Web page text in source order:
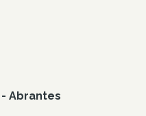
Abrantes